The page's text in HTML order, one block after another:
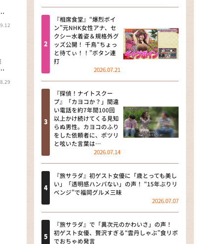
news おかえり
河合＆A.B.C-Z塚田×福井アナ
「なんでやねん！？」（news お
かえり）
DAIGOも台所 ～きょうの献立 何
にする？～
本日はダイアンなり！シーズン２
朝だ！生です旅サラダ
教えて！ニュースライブ 正義の
ミカタ
ＬＩＦＥ～夢のカタチ～
新婚さんいらっしゃい！
ザキ山小屋本館
『相席食堂』“爆烈ボイ
ン”元NHK女性アナ、セ
クシー水着姿＆規格外グ
ッズ公開！ 千鳥“ちょっ
と待てぃ！！”ボタン連
打
2026.07.21
『探偵！ナイトスクー
プ』「カヨコか？」間違
い電話を約7年間100回
以上かけ続けてくる見知
らぬ男性。カヨコのふり
をした依頼者に、ポツリ
と呟いた言葉は…
2026.07.14
『旅サラダ』初ゲスト女優に「歳とっても美し
い」「透明感ハンパない」の声！ “15年ぶりリ
ベンジ”で福岡グルメ三昧
2026.07.07
『旅サラダ』で「異次元のかわいさ」の声！
初ゲスト女優、贅沢すぎる“雲丹しゃぶ”食リポ
でおちゃめ発言